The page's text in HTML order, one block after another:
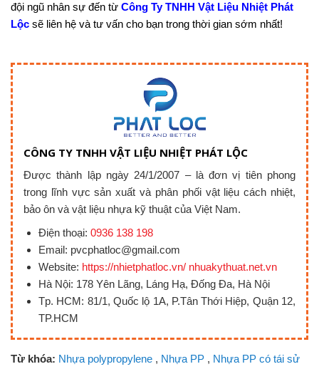
đội ngũ nhân sự đến từ Công Ty TNHH Vật Liệu Nhiệt Phát
Lộc sẽ liên hệ và tư vấn cho bạn trong thời gian sớm nhất!
CÔNG TY TNHH VẬT LIỆU NHIỆT PHÁT LỘC
Được thành lập ngày 24/1/2007 – là đơn vị tiên phong
trong lĩnh vực sản xuất và phân phối vật liệu cách nhiệt,
bảo ôn và vật liệu nhựa kỹ thuật của Việt Nam.
Điện thoại: 0936 138 198
Email: pvcphatloc@gmail.com
Website: https://nhietphatloc.vn/ nhuakythuat.net.vn
Hà Nội: 178 Yên Lãng, Láng Hạ, Đống Đa, Hà Nội
Tp. HCM: 81/1, Quốc lộ 1A, P.Tân Thới Hiệp, Quận 12,
TP.HCM
Từ khóa: Nhựa polypropylene , Nhựa PP , Nhựa PP có tái sử